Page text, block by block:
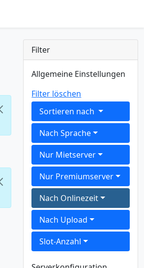
Filter
Allgemeine Einstellungen
Filter löschen
Sortieren nach
Nach Sprache
Nur Mietserver
Nur Premiumserver
Nach Onlinezeit
Nach Upload
Slot-Anzahl